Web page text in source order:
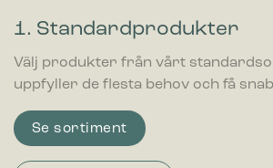
1. Standardprodukter
Välj produkter från vårt
uppfyller de flesta behov och få
Se sortiment